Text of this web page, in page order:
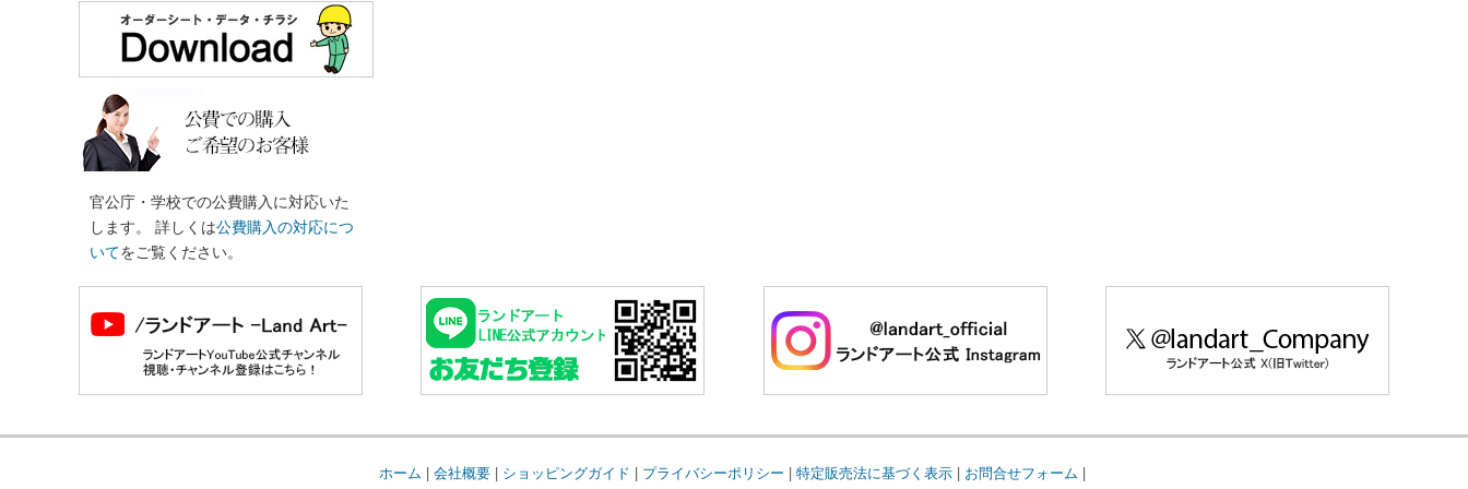
官公庁・学校での公費購入に対応いた
します。 詳しくは公費購入の対応につ
いてをご覧ください。
ホーム | 会社概要| ショッピングガイド | プライバシーポリシー | 特定販売法に基づく表示| お問合せフォーム |